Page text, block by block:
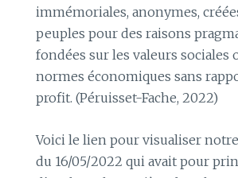
immémoriales, anonymes,
peuples pour des raisons
fondées sur les valeurs sociales
normes économiques sans
profit. (Péruisset-Fache, 2022)
Voici le lien pour visualiser
du 16/05/2022 qui avait pour